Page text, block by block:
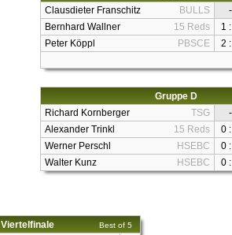
Clausdieter Franschitz
BULLS
-
Bernhard Wallner
15 Reds
1
Peter Köppl
PBSCE 2
Gruppe D
Richard Kornberger
TSG
-
Alexander Trinkl
15 Reds
0
Werner Perschl
HSEBC
0
Walter Kunz
HSEBC 0
Viertelfinale Best of 5